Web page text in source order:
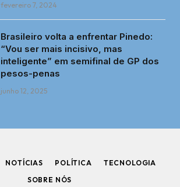
fevereiro 7, 2024
Brasileiro volta a enfrentar Pinedo:
“Vou ser mais incisivo, mas
inteligente” em semifinal de GP dos
pesos-penas
junho 12, 2025
NOTÍCIAS POLÍTICA
TECNOLOGIA
SOBRE NÓS